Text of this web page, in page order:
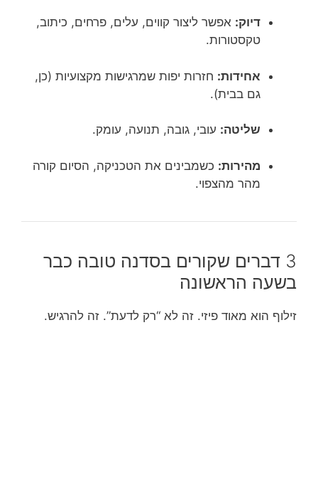
דיוק: אפשר ליצור קווים, עלים, פרחים, כיתוב,
טקסטורות.
אחידות: חזרות יפות שמרגישות מקצועיות (כן,
גם בבית).
שליטה: עובי, גובה, תנועה, עומק.
מהירות: כשמבינים את הטכניקה, הסיום קורה
מהר מהצפוי.
3 דברים שקורים בסדנה טובה כבר
בשעה הראשונה
זילוף הוא מאוד פיזי. זה לא “רק לדעת”. זה להרגיש.